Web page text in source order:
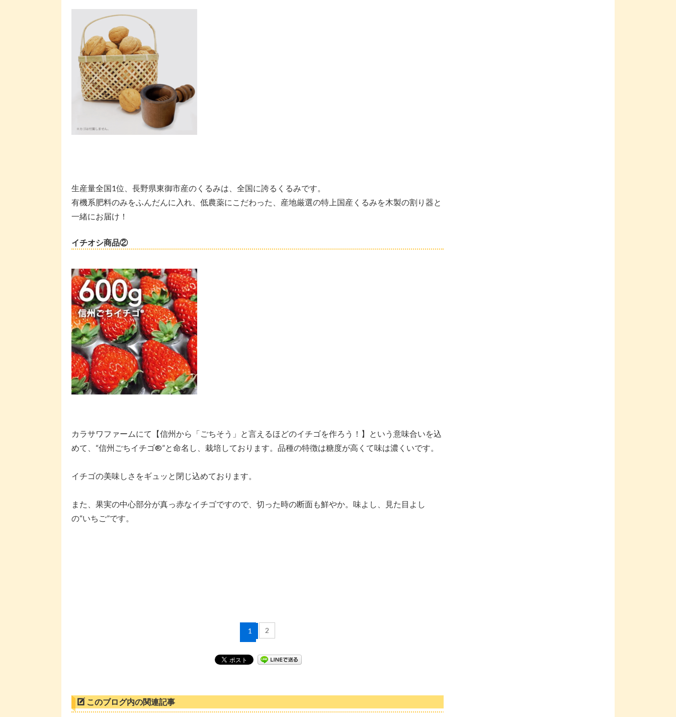
生産量全国1位、長野県東御市産のくるみは、全国に誇るくるみです。
有機系肥料のみをふんだんに入れ、低農薬にこだわった、産地厳選の特上国産くるみを木製の割り器と
一緒にお届け！
イチオシ商品②
カラサワファームにて【信州から「ごちそう」と言えるほどのイチゴを作ろう！】という意味合いを込
めて、“信州ごちイチゴ®️”と命名し、栽培しております。品種の特徴は糖度が高くて味は濃くいです。
イチゴの美味しさをギュッと閉じ込めております。
また、果実の中心部分が真っ赤なイチゴですので、切った時の断面も鮮やか。味よし、見た目よし
の“いちご”です。
1 2
このブログ内の関連記事